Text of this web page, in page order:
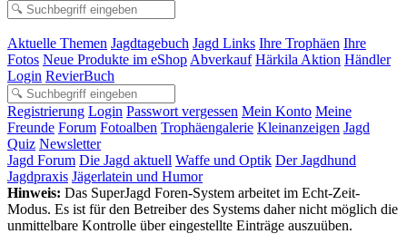
Aktuelle Themen Jagdtagebuch Jagd Links Ihre Trophäen Ihre
Fotos Neue Produkte im eShop Abverkauf Härkila Aktion Händler
Login RevierBuch
Registrierung Login Passwort vergessen Mein Konto Meine
Freunde Forum Fotoalben Trophäengalerie Kleinanzeigen Jagd
Quiz Newsletter
Jagd Forum Die Jagd aktuell Waffe und Optik Der Jagdhund
Jagdpraxis Jägerlatein und Humor
Hinweis: Das SuperJagd Foren-System arbeitet im Echt-Zeit-
Modus. Es ist für den Betreiber des Systems daher nicht möglich die
unmittelbare Kontrolle über eingestellte Einträge auszuüben.